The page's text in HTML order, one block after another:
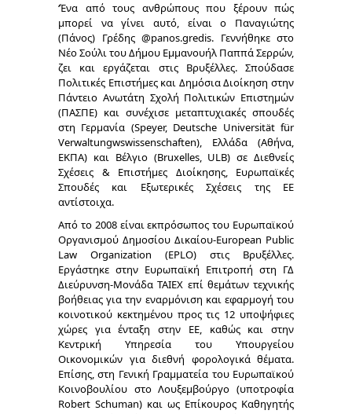
‘Ένα από τους ανθρώπους που ξέρουν πώς
μπορεί να γίνει αυτό, είναι ο Παναγιώτης
(Πάνος) Γρέδης @panos.gredis. Γεννήθηκε στο
Νέο Σούλι του Δήμου Εμμανουήλ Παππά Σερρών,
ζει και εργάζεται στις Βρυξέλλες. Σπούδασε
Πολιτικές Επιστήμες και Δημόσια Διοίκηση στην
Πάντειο Ανωτάτη Σχολή Πολιτικών Επιστημών
(ΠΑΣΠΕ) και συνέχισε μεταπτυχιακές σπουδές
στη Γερμανία (Speyer, Deutsche Universität für
Verwaltungwswissenschaften), Ελλάδα (Αθήνα,
ΕΚΠΑ) και Βέλγιο (Bruxelles, ULB) σε Διεθνείς
Σχέσεις & Επιστήμες Διοίκησης, Ευρωπαϊκές
Σπουδές και Εξωτερικές Σχέσεις της ΕΕ
αντίστοιχα.
Από το 2008 είναι εκπρόσωπος του Ευρωπαϊκού
Οργανισμού Δημοσίου Δικαίου-European Public
Law Organization (EPLO) στις Βρυξέλλες.
Εργάστηκε στην Ευρωπαϊκή Επιτροπή στη ΓΔ
Διεύρυνση-Μονάδα ΤΑΙΕΧ επί θεμάτων τεχνικής
βοήθειας για την εναρμόνιση και εφαρμογή του
κοινοτικού κεκτημένου προς τις 12 υποψήφιες
χώρες για ένταξη στην ΕΕ, καθώς και στην
Κεντρική Υπηρεσία του Υπουργείου
Οικονομικών για διεθνή φορολογικά θέματα.
Επίσης, στη Γενική Γραμματεία του Ευρωπαϊκού
Κοινοβουλίου στο Λουξεμβούργο (υποτροφία
Robert Schuman) και ως Επίκουρος Καθηγητής